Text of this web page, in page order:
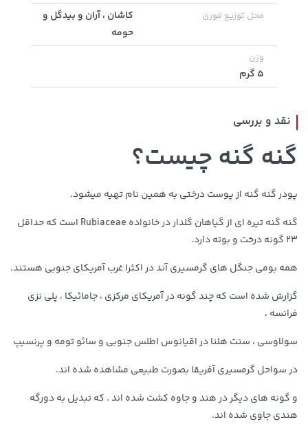
3,679,000 تومان
4,780,000
خرید
5,630,000 تومان
6,580,000
خرید 19,879,000 تومان
70,000 تومان
خرید
3,479,000 تومان
محل توزیع فوری
کاشان ، آران و بیدگل و
حومه
وزن
5 گرم
نقد و بررسی
گنه گنه چیست؟
پودر گنه گنه از پوست درختی به همین نام تهیه میشود.
گنه گنه تیره ای از گیاهان گلدار در خانواده Rubiaceae است که حداقل
23 گونه درخت و بوته دارد.
همه بومی جنگل های گرمسیری آند در اکثرا غرب آمریکای جنوبی هستند.
گزارش شده است که چند گونه در آمریکای مرکزی ، جامائیکا ، پلی نزی
فرانسه ،
سولاوسی ، سنت هلنا در اقیانوس اطلس جنوبی و سائو تومه و پرنسیپ
در سواحل گرمسیری آفریقا بصورت طبیعی مشاهده شده اند.
و گونه های دیگر در هند و جاوه کشت شده اند . که تبدیل به دورگه
هندی جاوی شده اند.